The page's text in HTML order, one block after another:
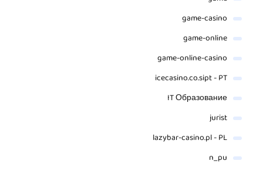
game-casino
game-online
game-online-casino
icecasino.co.sipt - PT
IT Образование
jurist
lazybar-casino.pl - PL
n_pu